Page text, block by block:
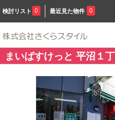
検討リスト 0 最近見た物件 0
まいばすけっと 平沼１